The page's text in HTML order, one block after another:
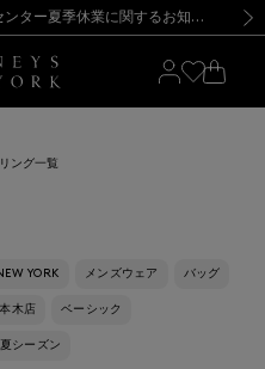
新規登録のお客様も対象！＜MY BARNEYS＞会員のお客様は11,000円（税込）以上のお買上げで常時送料無料！お買い物の際は会員登録を！
止のお知らせ】(2026.8.7) 【オンラインストア カスタマーセンター夏季休業に関するお知らせ】（2026.8.7）
【夏季休業に伴う返品・交換承り一時停止のお知らせ】（2026.8.5）
よるお荷物のお届けについて
のご案内・ご注意事項 新規登録のお客様も対象！＜MY BARNEYS＞会員のお客様は11,000円（税込）以上のお買上げで常時送料無料！お買い物の際は会員登録を！
止のお知らせ】(2026.8.7)
ング一覧
YORK メンズウェア バッグ
木店 ベーシック
シーズン